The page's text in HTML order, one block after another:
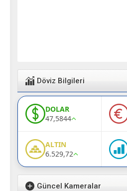
Döviz Bilgileri
DOLAR
47,5844
ALTIN
6.529,72
Güncel Kameralar